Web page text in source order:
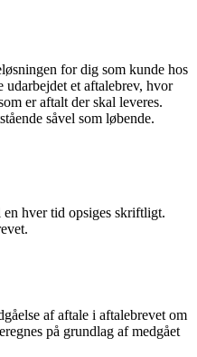
for dig som kunde hos
et aftalebrev, hvor
er aftalt der skal leveres.
såvel som løbende.
hver tid opsiges skriftligt.
af aftale i aftalebrevet om
på grundlag af medgået